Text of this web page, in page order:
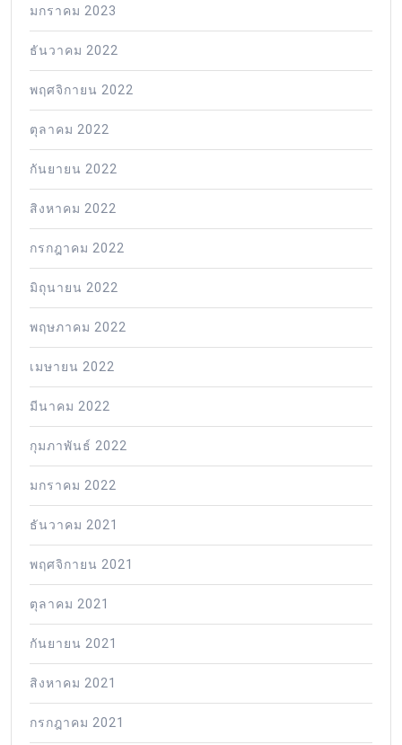
มกราคม 2023
ธันวาคม 2022
พฤศจิกายน 2022
ตุลาคม 2022
กันยายน 2022
สิงหาคม 2022
กรกฎาคม 2022
มิถุนายน 2022
พฤษภาคม 2022
เมษายน 2022
มีนาคม 2022
กุมภาพันธ์ 2022
มกราคม 2022
ธันวาคม 2021
พฤศจิกายน 2021
ตุลาคม 2021
กันยายน 2021
สิงหาคม 2021
กรกฎาคม 2021